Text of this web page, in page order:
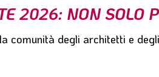
2026: NON SOLO
comunità degli architetti e